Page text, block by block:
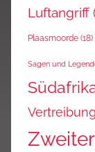
Luftangriff
Plaasmoorde (18)
Sagen und
Vertreibung